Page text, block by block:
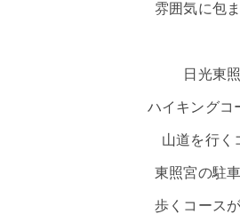
雰囲気に包
日光東
ハイキングコ
山道を行く
東照宮の駐
歩くコース